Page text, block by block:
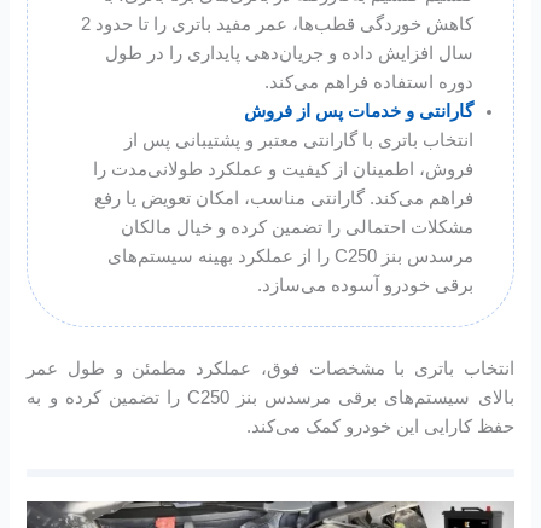
کاهش خوردگی قطب‌ها، عمر مفید باتری را تا حدود 2
سال افزایش داده و جریان‌دهی پایداری را در طول
دوره استفاده فراهم می‌کند.
گارانتی و خدمات پس از فروش
انتخاب باتری با گارانتی معتبر و پشتیبانی پس از
فروش، اطمینان از کیفیت و عملکرد طولانی‌مدت را
فراهم می‌کند. گارانتی مناسب، امکان تعویض یا رفع
مشکلات احتمالی را تضمین کرده و خیال مالکان
مرسدس بنز C250 را از عملکرد بهینه سیستم‌های
برقی خودرو آسوده می‌سازد.
انتخاب باتری با مشخصات فوق، عملکرد مطمئن و طول عمر
بالای سیستم‌های برقی مرسدس بنز C250 را تضمین کرده و به
حفظ کارایی این خودرو کمک می‌کند.